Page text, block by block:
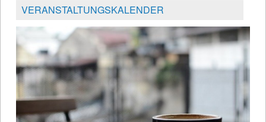
VERANSTALTUNGSKALENDER